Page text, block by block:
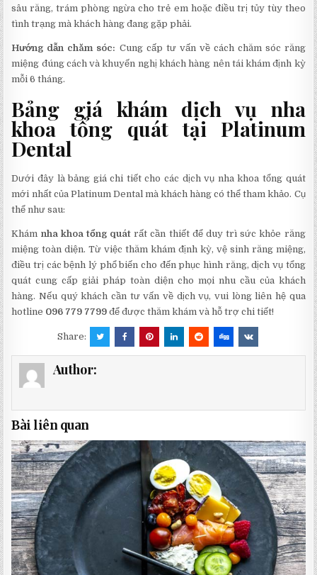
sâu răng, trám phòng ngừa cho trẻ em hoặc điều trị tủy tùy theo
tình trạng mà khách hàng đang gặp phải.
Hướng dẫn chăm sóc: Cung cấp tư vấn về cách chăm sóc răng
miệng đúng cách và khuyến nghị khách hàng nên tái khám định kỳ
mỗi 6 tháng.
Bảng giá khám dịch vụ nha
khoa tổng quát tại Platinum
Dental
Dưới đây là bảng giá chi tiết cho các dịch vụ nha khoa tổng quát
mới nhất của Platinum Dental mà khách hàng có thể tham khảo. Cụ
thể như sau:
Khám nha khoa tổng quát rất cần thiết để duy trì sức khỏe răng
miệng toàn diện. Từ việc thăm khám định kỳ, vệ sinh răng miệng,
điều trị các bệnh lý phổ biến cho đến phục hình răng, dịch vụ tổng
quát cung cấp giải pháp toàn diện cho mọi nhu cầu của khách
hàng. Nếu quý khách cần tư vấn về dịch vụ, vui lòng liên hệ qua
hotline 096 779 7799 để được thăm khám và hỗ trợ chi tiết!
Share:
Author:
Bài liên quan